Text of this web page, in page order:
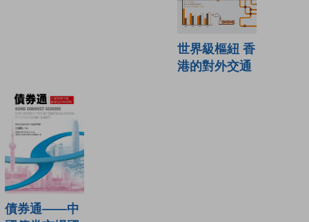
世界級樞紐 香
港的對外交通
債券通——中